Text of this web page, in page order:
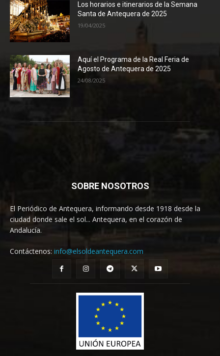
Los horarios e itinerarios de la Semana
Santa de Antequera de 2025
19/04/2025
Aquí el Programa de la Real Feria de
Agosto de Antequera de 2025
24/08/2025
SOBRE NOSOTROS
El Periódico de Antequera, informando desde 1918 desde la
ciudad donde sale el sol... Antequera, en el corazón de
Andalucía.
Contáctenos: info@elsoldeantequera.com